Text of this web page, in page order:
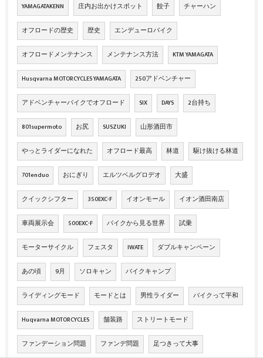
YAMAGATAKENN 庄内お出かけスポット 餃子 チャーハン
オフロードの歴史 歴史 エンデューロバイク
オフロードメンテナンス メンテナンス方法 KTM YAMAGATA
Husqvarna MOTORCYCLES YAMAGATA 250アドベンチャー
アドベンチャーバイクでオフロード SIX DAYS 2台持ち
801supermoto お尻 SUSZUKI 山形酒田市
やっとライダーになれた オフロード最高 林道 駆け抜ける林道
701enduo おにぎり エルツベルグロデオ 大盛
クイックシフター 350EXC-F イオンモール イオン酒田南店
車両展示会 500EXC-F バイクから見る世界 試乗
モーターサイクル フェスタ IWATE ダブルキャンペーン
あの頃 9月 ソロキャン バイクキャンプ
ライディングモード モードとは 男性ライダー バイクって平和
Huqvarna MOTORCYCLES 舗装路 ストリートモード
ファンデーション問題 ファンデ問題 足つきって大事